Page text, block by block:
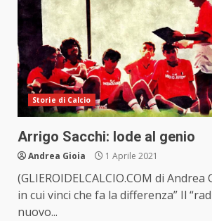
Storie di Calcio
Arrigo Sacchi: lode al genio
Andrea Gioia 1 Aprile 2021
(GLIEROIDELCALCIO.COM di Andrea
in cui vinci che fa la differenza” Il
nuovo...